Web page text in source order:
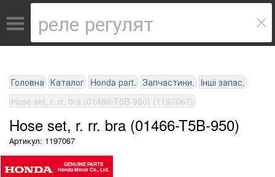
Головна Каталог Honda part. Запчастини. Інші запас.
Hose set, r. rr. bra (01466-T5B-950) (1197067)
Hose set, r. rr. bra (01466-T5B-950)
Артикул: 1197067
GENUINE PARTS
Honda Motor Co., Ltd.